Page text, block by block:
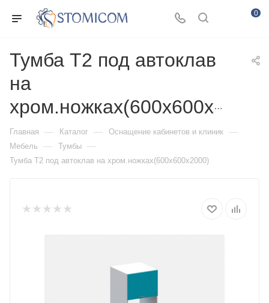
0
Тумба Т2 под автоклав
на
хром.ножках(600х600х2000)
Главная — Каталог — Оснащение кабинетов и клиник —
Мебель — Тумбы —
Тумба Т2 под автоклав на хром.ножках(600х600х2000)